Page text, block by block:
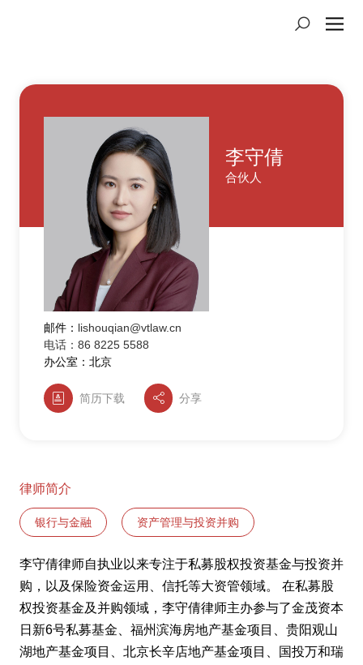
李守倩
合伙人
邮件： lishouqian@vtlaw.cn
电话：86 8225 5588
办公室：北京
简历下载 分享
律师简介
银行与金融 资产管理与投资并购
李守倩律师自执业以来专注于私募股权投资基金与投资并
购，以及保险资金运用、信托等大资管领域。 在私募股
权投资基金及并购领域，李守倩律师主办参与了金茂资本
日新6号私募基金、福州滨海房地产基金项目、贵阳观山
湖地产基金项目、北京长辛店地产基金项目、国投万和瑞